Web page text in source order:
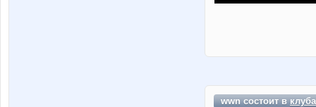
wwn состоит в